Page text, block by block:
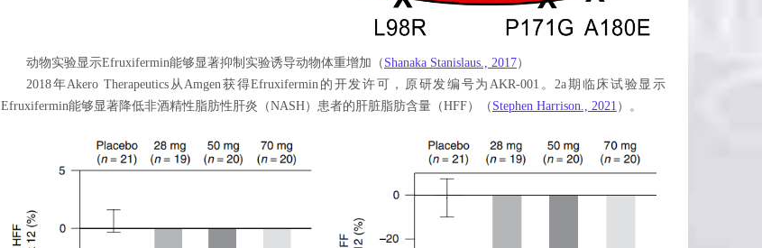
动物实验显示Efruxifermin能够显著抑制实验诱导动物体重增加（ Shanaka Stanislaus., 2017）
2018年Akero Therapeutics从Amgen获得Efruxifermin的开发许可，原研发编号为AKR-001。2a期临床试验显示
Efruxifermin能够显著降低非酒精性脂肪性肝炎（NASH）患者的肝脏脂肪含量（HFF）（ Stephen Harrison., 2021 ）。